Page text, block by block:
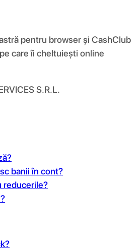
pentru browser și CashClub
care îi cheltuiești online
S.R.L.
banii în cont?
reducerile?